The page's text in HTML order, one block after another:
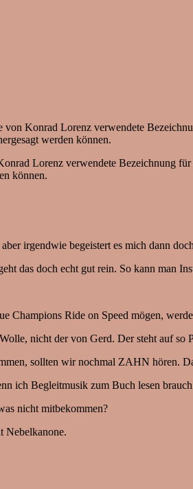
Konrad Lorenz verwendete
werden können.
Lorenz verwendete Bezeichnung
können.
irgendwie begeistert es mich dann
das doch echt gut rein. So kann man
Champions Ride on Speed mögen,
nicht der von Gerd. Der steht auf so
sollten wir nochmal ZAHN hören.
ich Begleitmusik zum Buch lesen
nicht mitbekommen?
Nebelkanone.